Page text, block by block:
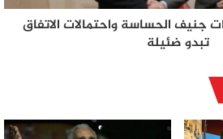
جنيف الحساسة واحتمالات الاتفاق
تبدو ضئيلة